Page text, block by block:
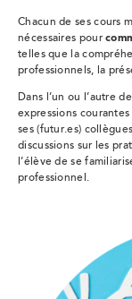
Chacun de ses cours
nécessaires pour
telles que la
professionnels, la
Dans l’un ou l’autre
expressions
ses (futur.es)
discussions sur les
l’élève de se
professionnel.